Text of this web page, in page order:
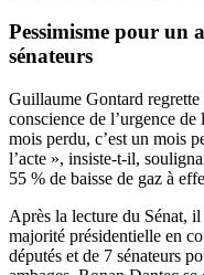
Pessimisme pour un
sénateurs
Guillaume Gontard regrette
conscience de l’urgence
mois perdu, c’est un mois
l’acte », insiste-t-il,
55 % de baisse de gaz à
Après la lecture du Sénat,
majorité présidentielle en
députés et de 7 sénateurs